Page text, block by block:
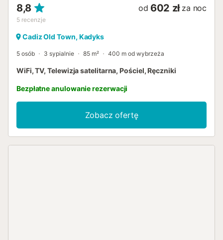
8,8
5 recenzje
od 602 zł za noc
Cadiz Old Town, Kadyks
5 osób 3 sypialnie 85 m² 400 m od wybrzeża
WiFi, TV, Telewizja satelitarna, Pościel, Ręczniki
Bezpłatne anulowanie rezerwacji
Zobacz ofertę